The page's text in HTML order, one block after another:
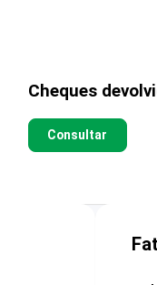
Cheques
Consultar